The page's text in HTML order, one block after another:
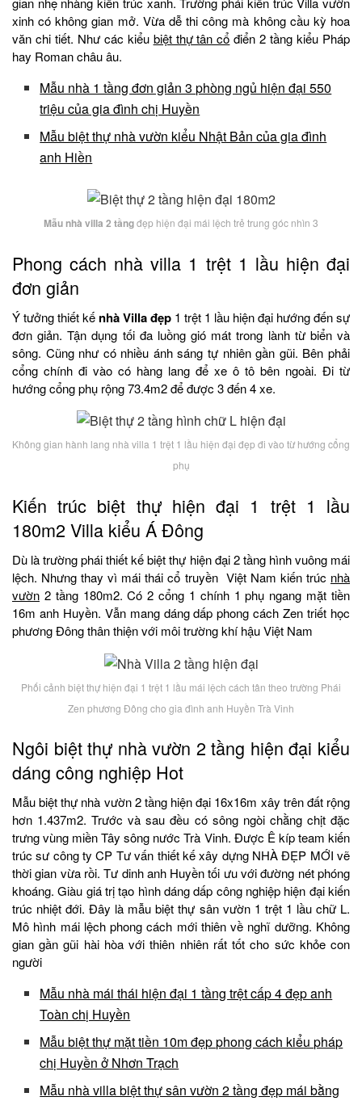
xinh có không gian mở. Vừa dễ thi công mà không cầu kỳ hoa
văn chi tiết. Như các kiểu biệt thự tân cổ điển 2 tầng kiểu Pháp
hay Roman châu âu.
Mẫu nhà 1 tầng đơn giản 3 phòng ngủ hiện đại 550
triệu của gia đình chị Huyền
Mẫu biệt thự nhà vườn kiểu Nhật Bản của gia đình
anh Hiền
Mẫu nhà villa 2 tầngđẹp hiện đại mái lệch trẻ trung góc nhìn 3
Phong cách nhà villa 1 trệt 1 lầu hiện đại
đơn giản
Ý tưởng thiết kế nhà Villa đẹp 1 trệt 1 lầu hiện đại hướng đến sự
đơn giản. Tận dụng tối đa luồng gió mát trong lành từ biển và
sông. Cũng như có nhiều ánh sáng tự nhiên gần gũi. Bên phải
cổng chính đi vào có hàng lang để xe ô tô bên ngoài. Đi từ
hướng cổng phụ rộng 73.4m2 để được 3 đến 4 xe.
Không gian hành lang nhà villa 1 trệt 1 lầu hiện đại đẹp đi vào từ hướng cổng
phụ
Kiến trúc biệt thự hiện đại 1 trệt 1 lầu
180m2 Villa kiểu Á Đông
Dù là trường phái thiết kế biệt thự hiện đại 2 tầng hình vuông mái
lệch. Nhưng thay vì mái thái cổ truyền Việt Nam kiến trúc nhà
vườn 2 tầng 180m2. Có 2 cổng 1 chính 1 phụ ngang mặt tiền
16m anh Huyền. Vẫn mang dáng dấp phong cách Zen triết học
phương Đông thân thiện với môi trường khí hậu Việt Nam
Phối cảnh biệt thự hiện đại 1 trệt 1 lầu mái lệch cách tân theo trường Phái
Zen phương Đông cho gia đình anh Huyền Trà Vinh
Ngôi biệt thự nhà vườn 2 tầng hiện đại kiểu
dáng công nghiệp Hot
Mẫu biệt thự nhà vườn 2 tầng hiện đại 16x16m xây trên đất rộng
hơn 1.437m2. Trước và sau đều có sông ngòi chằng chịt đặc
trưng vùng miền Tây sông nước Trà Vinh. Được Ê kíp team kiến
trúc sư công ty CP Tư vấn thiết kế xây dựng NHÀ ĐẸP MỚI vẽ
thời gian vừa rồi. Tư dinh anh Huyền tối ưu với đường nét phóng
khoáng. Giàu giá trị tạo hình dáng dấp công nghiệp hiện đại kiến
trúc nhiệt đới. Đây là mẫu biệt thự sân vườn 1 trệt 1 lầu chữ L.
Mô hình mái lệch phong cách mới thiên về nghĩ dưỡng. Không
gian gần gũi hài hòa với thiên nhiên rất tốt cho sức khỏe con
người
Mẫu nhà mái thái hiện đại 1 tầng trệt cấp 4 đẹp anh
Toàn chị Huyền
Mẫu biệt thự mặt tiền 10m đẹp phong cách kiểu pháp
chị Huyền ở Nhơn Trạch
Mẫu nhà villa biệt thự sân vườn 2 tầng đẹp mái bằng